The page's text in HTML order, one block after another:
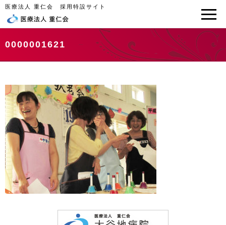
医療法人 重仁会 採用特設サイト
0000001621